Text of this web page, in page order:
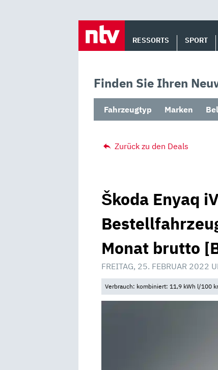
RESSORTS SPORT
Finden Sie Ihren
Fahrzeugtyp Marken
Zurück zu den Deals
Škoda Enyaq
Monat brutto
FREITAG, 25. FEBRUAR 2022
Verbrauch: kombiniert: 11,9 kWh l/100